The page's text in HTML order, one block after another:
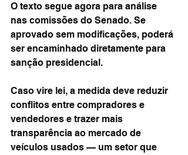
O texto segue agora para análise
nas comissões do Senado. Se
aprovado sem modificações, poderá
ser encaminhado diretamente para
sanção presidencial.
Caso vire lei, a medida deve reduzir
conflitos entre compradores e
vendedores e trazer mais
transparência ao mercado de
veículos usados — um setor que